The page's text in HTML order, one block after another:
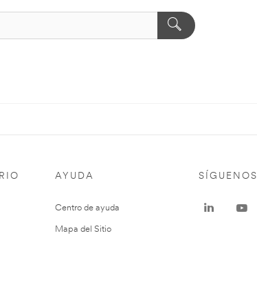
AYUDA
Centro de ayuda
Mapa del Sitio
SÍGUENOS